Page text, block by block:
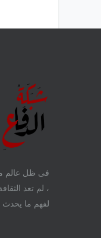
فى ظل عالم
، لم تعد
لفهم ما يحدث